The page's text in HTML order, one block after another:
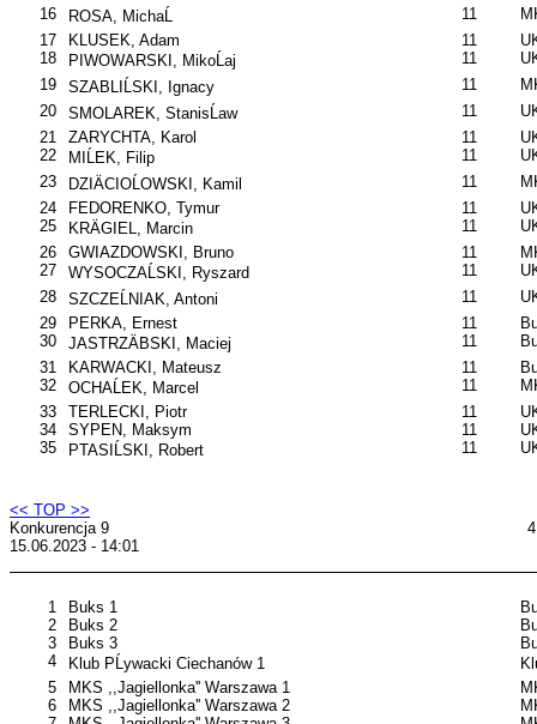
16
ROSA, MichaĹ 11
17
KLUSEK, Adam 11
18
PIWOWARSKI, MikoĹaj 11
19
SZABLIĹSKI, Ignacy 11
20
SMOLAREK, StanisĹaw 11
21
ZARYCHTA, Karol 11
22
MIĹEK, Filip 11
23
DZIÄCIOĹOWSKI, Kamil 11
24
FEDORENKO, Tymur 11
25
KRÄGIEL, Marcin 11
26
GWIAZDOWSKI, Bruno 11
27
WYSOCZAĹSKI, Ryszard 11
28
SZCZEĹNIAK, Antoni 11
29
PERKA, Ernest 11
30
JASTRZÄBSKI, Maciej 11
31
KARWACKI, Mateusz 11
32
OCHAĹEK, Marcel 11
33
TERLECKI, Piotr 11
34
SYPEN, Maksym 11
35
PTASIĹSKI, Robert 11
<< TOP >>
Konkurencja 9
15.06.2023 - 14:01
1 Buks 1
2
Buks 2
3
Buks 3
4
Klub PĹywacki Ciechanów 1
5
MKS ,,Jagiellonka'' Warszawa 1
6
MKS ,,Jagiellonka'' Warszawa 2